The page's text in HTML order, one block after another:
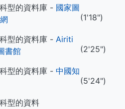
型的資料庫 - 國家圖
(1'18")
型的資料庫 - Airiti
書館
(2'25")
型的資料庫 - 中國知
(5'24")
型的資料